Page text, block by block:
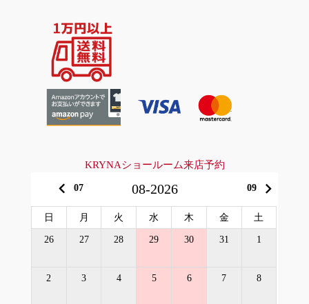
KRYNAショールーム来店予約
keyboard_arrow_left 07 08-2026 09 keyboard_arrow_right
日 月 火 水 木 金 土
26 27 28 29 30 31 1
2 3 4 5 6 7 8